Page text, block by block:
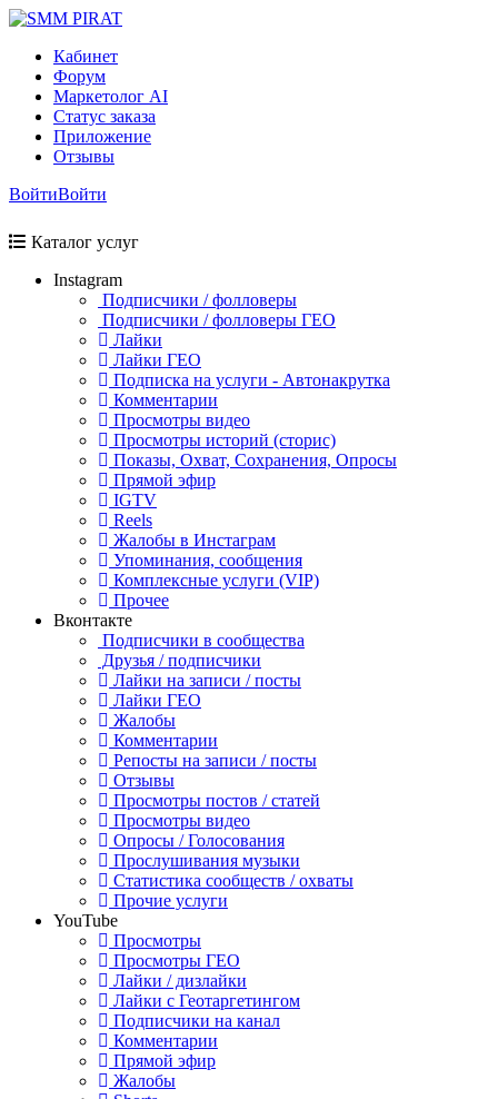
Кабинет
Форум
Маркетолог AI
Статус заказа
Приложение
Отзывы
ВойтиВойти
Каталог услуг
Instagram
Подписчики / фолловеры
Подписчики / фолловеры ГЕО
Лайки
Лайки ГЕО
Подписка на услуги - Автонакрутка
Комментарии
Просмотры видео
Просмотры историй (сторис)
Показы, Охват, Сохранения, Опросы
Прямой эфир
IGTV
Reels
Жалобы в Инстаграм
Упоминания, сообщения
Комплексные услуги (VIP)
Прочее
Вконтакте
Подписчики в сообщества
Друзья / подписчики
Лайки на записи / посты
Лайки ГЕО
Жалобы
Комментарии
Репосты на записи / посты
Отзывы
Просмотры постов / статей
Просмотры видео
Опросы / Голосования
Прослушивания музыки
Статистика сообществ / охваты
Прочие услуги
YouTube
Просмотры
Просмотры ГЕО
Лайки / дизлайки
Лайки с Геотаргетингом
Подписчики на канал
Комментарии
Прямой эфир
Жалобы